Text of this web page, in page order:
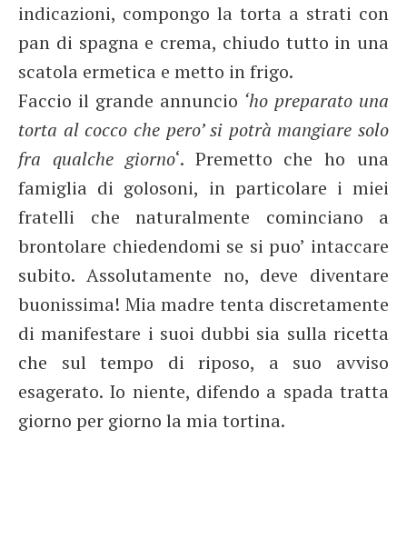
indicazioni, compongo la torta a strati con
pan di spagna e crema, chiudo tutto in una
scatola ermetica e metto in frigo.
Faccio il grande annuncio ‘ho preparato una
torta al cocco che pero’ si potrà mangiare solo
fra qualche giorno‘. Premetto che ho una
famiglia di golosoni, in particolare i miei
fratelli che naturalmente cominciano a
brontolare chiedendomi se si puo’ intaccare
subito. Assolutamente no, deve diventare
buonissima! Mia madre tenta discretamente
di manifestare i suoi dubbi sia sulla ricetta
che sul tempo di riposo, a suo avviso
esagerato. Io niente, difendo a spada tratta
giorno per giorno la mia tortina.